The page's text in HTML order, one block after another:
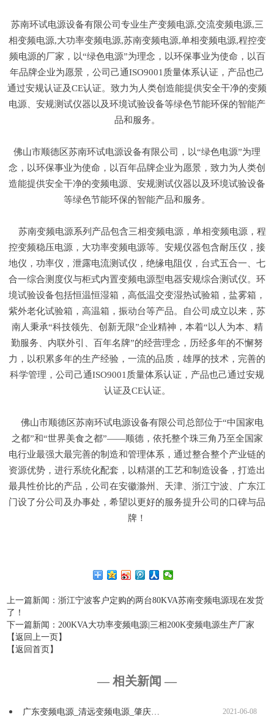
苏南环试电源设备有限公司专业生产变频电源,交流变频电源,三
相变频电源,大功率变频电源,苏南变频电源,单相变频电源,程控变
频电源的厂家，以“绿色电源”为理念，以环保事业为使命，以百
年品牌企业为愿景，公司己通ISO9001质量体系认证，产品也己
通过安规认证及CE认证。致力为人类创造能提供安全干净的变频
电源、安规测试仪器以及环境试验设备等绿色节能环保的智能产
品和服务。
佛山市顺德区苏南环试电源设备有限公司，以“绿色电源”为理
念，以环保事业为使命，以百年品牌企业为愿景，致力为人类创
造能提供安全干净的变频电源、安规测试仪器以及环境试验设备
等绿色节能环保的智能产品和服务。
苏南变频电源系列产品包含三相变频电源，单相变频电源，程
控变频稳压电源，大功率变频电源等。安规仪器包含耐压仪，接
地仪，功率仪，泄露电流测试仪，绝缘电阻仪，台式五合一、七
合一综合测度仪与柜式内置变频电源型电器安规综合测试仪。环
境试验设备包括恒温恒湿箱，高低温交变湿热试验箱，盐雾箱，
紫外老化试验箱，高温箱，振动台等产品。自公司成立以来，苏
南人秉承“科技领先、创新无限”企业精神，本着“以人为本、精
勤服务、内联外引、百年名牌”的经营理念，历经多年的不懈努
力，以积累多年的生产经验，一流的品质，雄厚的技术，完善的
科学管理，公司己通ISO9001质量体系认证，产品也己通过安规
认证及CE认证。
佛山市顺德区苏南环试电源设备有限公司总部位于“中国家电
之都”和“世界美食之都”——顺德，依托整个珠三角乃至全国家
电行业最强大最完善的制造和管理体系，通过整合整个产业链的
资源优势，进行系统化配套，以精湛的工艺和制造设备，打造出
最具性价比的产品，公司在安徽滁州、天津、浙江宁波、广东江
门设了分公司及办事处，希望以更好的服务提升公司的口碑与品
牌！
上一篇新闻 ：浙江宁波客户定购的两台80KVA苏南变频电源现在发货
了！
下一篇新闻 ：200KVA大功率变频电源|三相200K变频电源生产厂家
【返回上一页】
【返回首页】
— 相关新闻 —
广东变频电源_清远变频电源_肇庆… 2021-06-08